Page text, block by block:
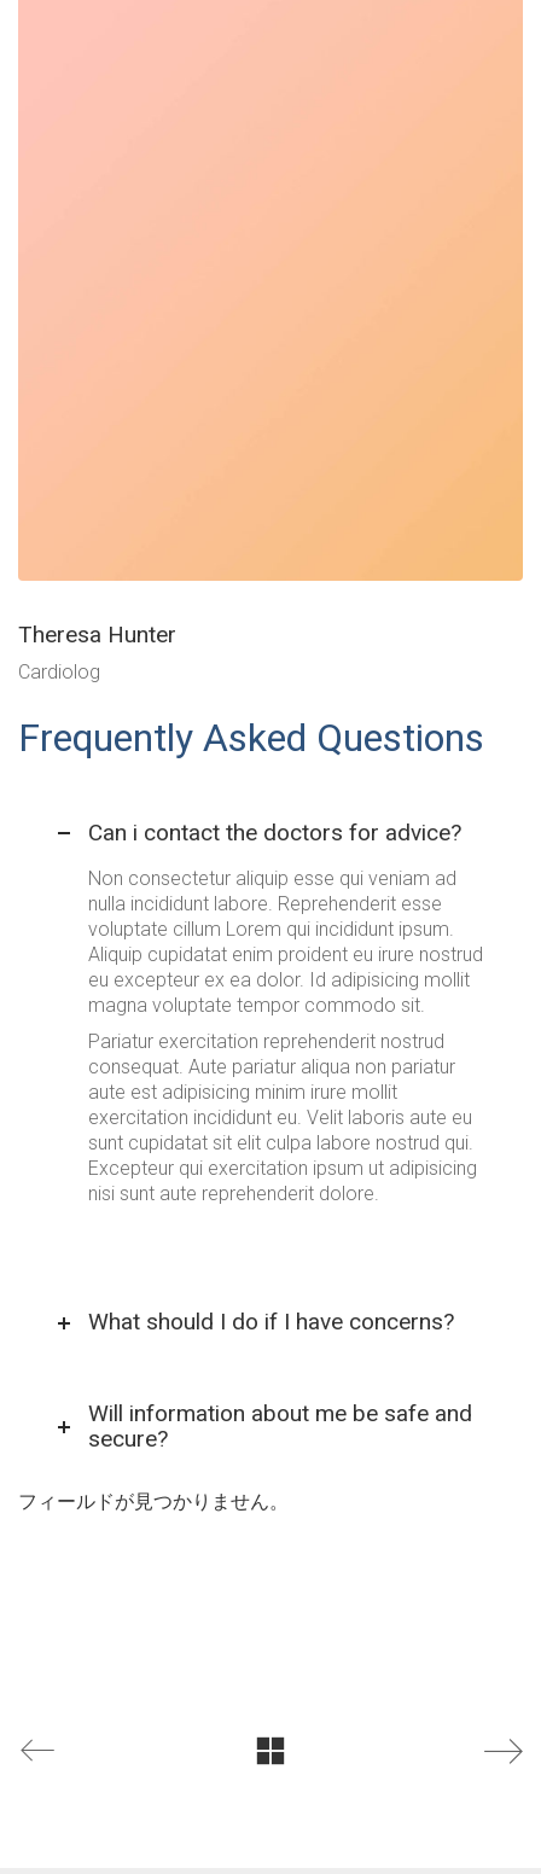
Theresa Hunter
Cardiolog
Frequently Asked Questions
Can i contact the doctors for advice?
Non consectetur aliquip esse qui veniam ad
nulla incididunt labore. Reprehenderit esse
voluptate cillum Lorem qui incididunt ipsum.
Aliquip cupidatat enim proident eu irure nostrud
eu excepteur ex ea dolor. Id adipisicing mollit
magna voluptate tempor commodo sit.
Pariatur exercitation reprehenderit nostrud
consequat. Aute pariatur aliqua non pariatur
aute est adipisicing minim irure mollit
exercitation incididunt eu. Velit laboris aute eu
sunt cupidatat sit elit culpa labore nostrud qui.
Excepteur qui exercitation ipsum ut adipisicing
nisi sunt aute reprehenderit dolore.
What should I do if I have concerns?
Will information about me be safe and
secure?
フィールドが見つかりません。